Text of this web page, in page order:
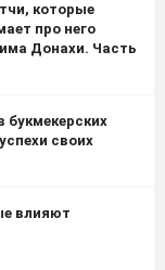
которые
про него
Донахи. Часть
букмекерских
своих
влияют